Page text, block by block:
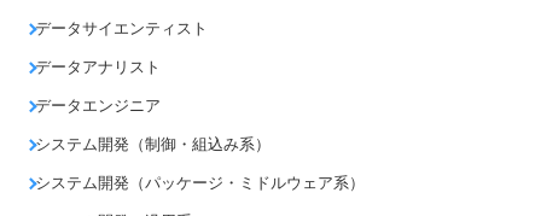
データサイエンティスト
データアナリスト
データエンジニア
システム開発（制御・組込み系）
システム開発（パッケージ・ミドルウェア系）